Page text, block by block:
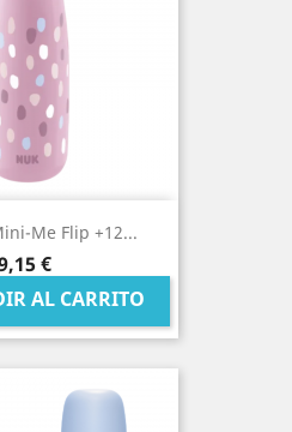
Me Flip +12...
€
AL CARRITO